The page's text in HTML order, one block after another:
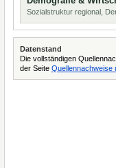
Sozialstruktur regional,
Datenstand
Die vollständigen
der Seite Quellennachweise